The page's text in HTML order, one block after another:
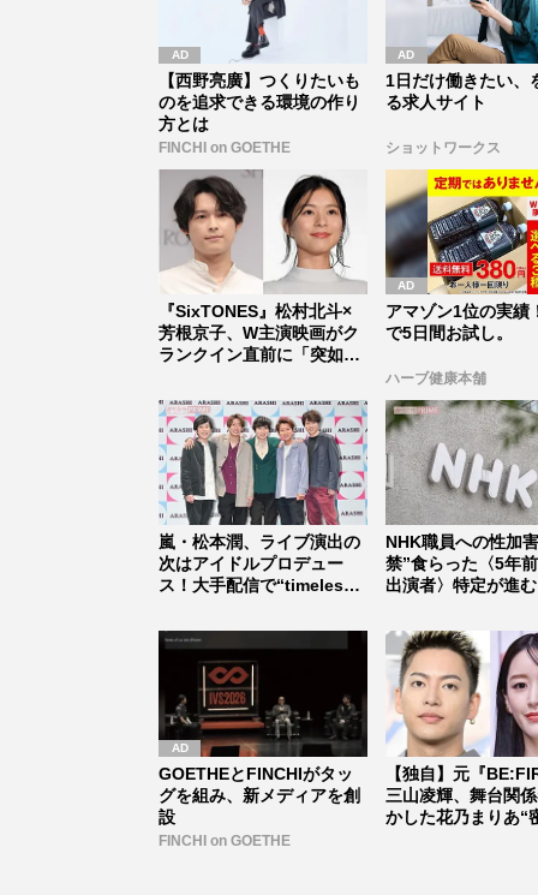
【西野亮廣】つくりたいも
のを追求できる環境の作り
方とは
FINCHI on GOETHE
1日だけ働きたい、
る求人サイト
ショットワークス
『SixTONES』松村北斗×
芳根京子、W主演映画がク
ランクイン直前に「突如中
アマゾン1位の実績
で5日間お試し。
ハーブ健康本舗
嵐・松本潤、ライブ演出の
次はアイドルプロデュー
ス！大手配信で“timelesz
NHK職員への性加
禁”食らった〈5年
出演者〉特定が進
GOETHEとFINCHIがタッ
グを組み、新メディアを創
設
FINCHI on GOETHE
【独自】元『
三山凌輝、舞台関
かした花乃まりあ“